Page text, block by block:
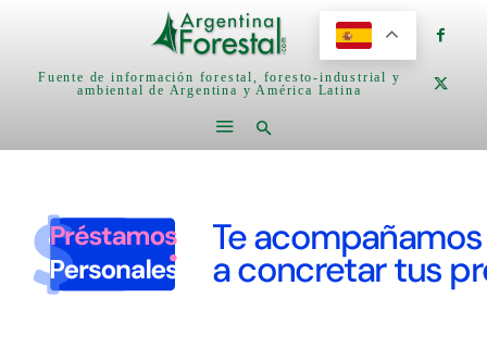
Fuente de información forestal, foresto-industrial y
ambiental de Argentina y América Latina